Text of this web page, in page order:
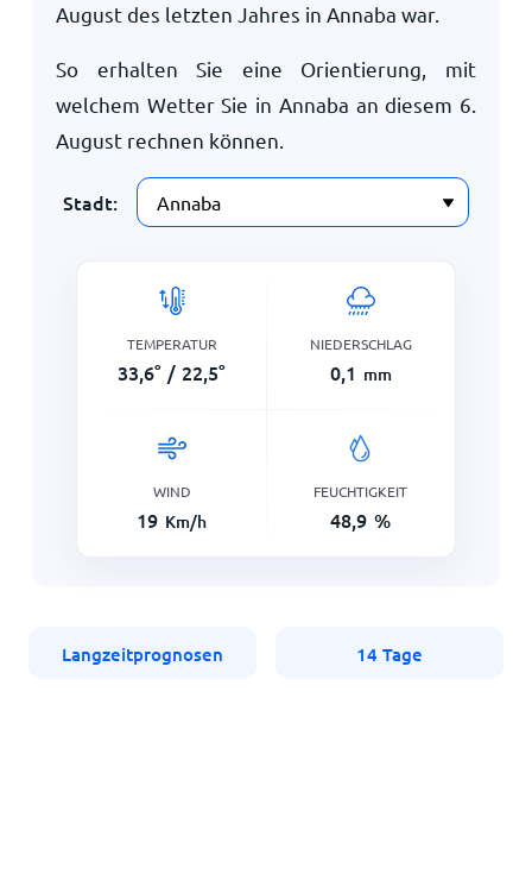
Augustdes letzten Jahres in Annaba war.
So erhalten Sie eine Orientierung, mit
welchem Wetter Sie in Annaba an diesem 6.
Augustrechnen können.
Stadt:
TEMPERATUR
33,6° / 22,5°
NIEDERSCHLAG
0,1 mm
WIND
19 Km/h
FEUCHTIGKEIT
48,9 %
Langzeitprognosen 14 Tage